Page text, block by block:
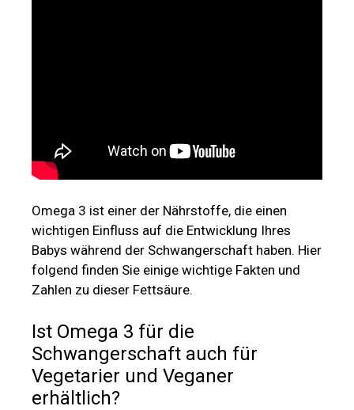
Omega 3 ist einer der Nährstoffe, die einen
wichtigen Einfluss auf die Entwicklung Ihres
Babys während der Schwangerschaft haben. Hier
folgend finden Sie einige wichtige Fakten und
Zahlen zu dieser Fettsäure.
Ist Omega 3 für die
Schwangerschaft auch für
Vegetarier und Veganer
erhältlich?